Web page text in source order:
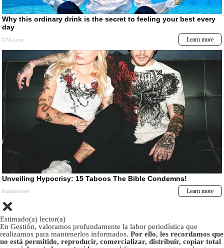
Estimado(a) lector(a)
En Gestión, valoramos profundamente la labor periodística que
realizamos para mantenerlos informados. Por ello, les recordamos que
no está permitido, reproducir, comercializar, distribuir, copiar total